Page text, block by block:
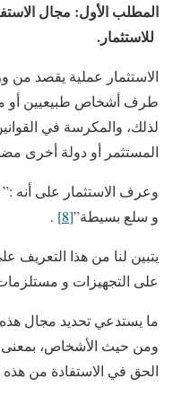
المطلب الأول: مجال
للاستثمار.
الاستثمار عملية يقصد من
طرف أشخاص طبيعيين أو
لذلك، والمكرسة في
المستثمر أو دولة أخرى
وعرف الاستثمار على أنه :”
و سلع بسيطة”[8]
.
يتبين لنا من هذا التعريف
على التجهيزات و مستلزمات
ما يستدعي تحديد مجال
ومن حيث الأشخاص،
الحق في الاستفادة من هذه